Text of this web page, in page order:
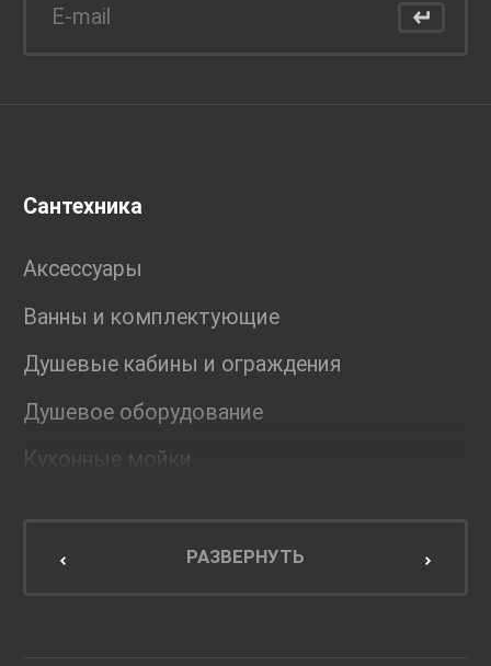
Сантехника
Аксессуары
Ванны и комплектующие
Душевые кабины и ограждения
Душевое оборудование
Кухонные мойки
Мебель для кухниРАЗВЕРНУТЬ